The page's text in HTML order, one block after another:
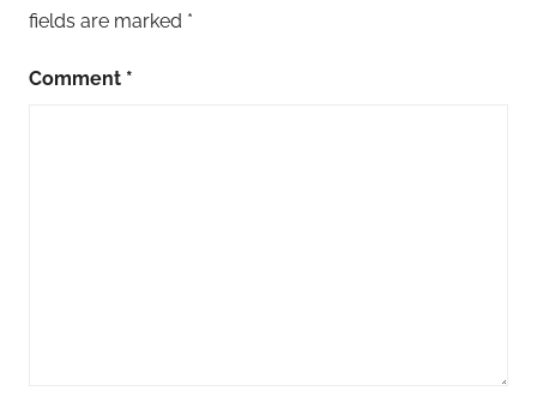
fields are marked *
Comment *